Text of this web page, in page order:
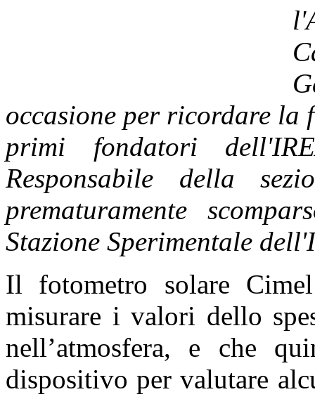
occasione per ricordare
primi fondatori
Responsabile della
prematuramente
Stazione Sperimentale
Il fotometro solare
misurare i valori dello
nell’atmosfera, e che
dispositivo per valutare